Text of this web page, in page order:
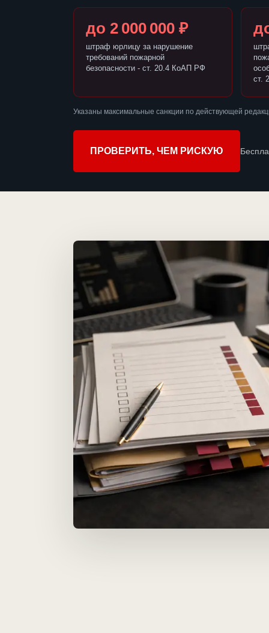
до 2 000 000 ₽
штраф юрлицу за нарушение
требований пожарной
безопасности - ст. 20.4 КоАП РФ
ст.
Указаны максимальные санкции по действующей
ПРОВЕРИТЬ, ЧЕМ РИСКУЮ